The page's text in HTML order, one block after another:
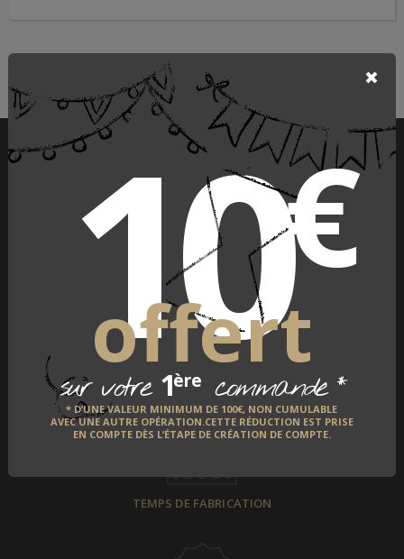
10€
offert
sur votre 1ère commande*
* D’UNE VALEUR MINIMUM DE 100€, NON CUMULABLE
AVEC UNE AUTRE OPÉRATION.CETTE RÉDUCTION EST PRISE
EN COMPTE DÈS L’ÉTAPE DE CRÉATION DE COMPTE.
PAIEMENT SÉCURISÉ
LIVRAISON À L'INTERNATIONAL
TEMPS DE FABRICATION